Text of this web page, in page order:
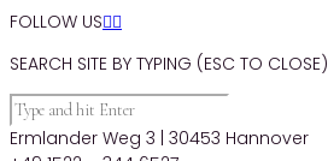
FOLLOW US
SEARCH SITE BY TYPING (ESC TO CLOSE)
Ermlander Weg 3 | 30453 Hannover